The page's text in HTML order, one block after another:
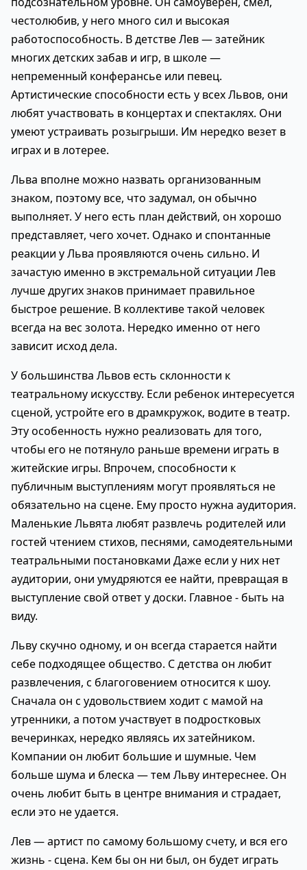
честолюбив, у него много сил и высокая
работоспособность. В детстве Лев — затейник
многих детских забав и игр, в школе —
непременный конферансье или певец.
Артистические способности есть у всех Львов, они
любят участвовать в концертах и спектаклях. Они
умеют устраивать розыгрыши. Им нередко везет в
играх и в лотерее.
Льва вполне можно назвать организованным
знаком, поэтому все, что задумал, он обычно
выполняет. У него есть план действий, он хорошо
представляет, чего хочет. Однако и спонтанные
реакции у Льва проявляются очень сильно. И
зачастую именно в экстремальной ситуации Лев
лучше других знаков принимает правильное
быстрое решение. В коллективе такой человек
всегда на вес золота. Нередко именно от него
зависит исход дела.
У большинства Львов есть склонности к
театральному искусству. Если ребенок интересуется
сценой, устройте его в драмкружок, водите в театр.
Эту особенность нужно реализовать для того,
чтобы его не потянуло раньше времени играть в
житейские игры. Впрочем, способности к
публичным выступлениям могут проявляться не
обязательно на сцене. Ему просто нужна аудитория.
Маленькие Львята любят развлечь родителей или
гостей чтением стихов, песнями, самодеятельными
театральными постановками Даже если у них нет
аудитории, они умудряются ее найти, превращая в
выступление свой ответ у доски. Главное - быть на
виду.
Льву скучно одному, и он всегда старается найти
себе подходящее общество. С детства он любит
развлечения, с благоговением относится к шоу.
Сначала он с удовольствием ходит с мамой на
утренники, а потом участвует в подростковых
вечеринках, нередко являясь их затейником.
Компании он любит большие и шумные. Чем
больше шума и блеска — тем Льву интереснее. Он
очень любит быть в центре внимания и страдает,
если это не удается.
Лев — артист по самому большому счету, и вся его
жизнь - сцена. Кем бы он ни был, он будет играть